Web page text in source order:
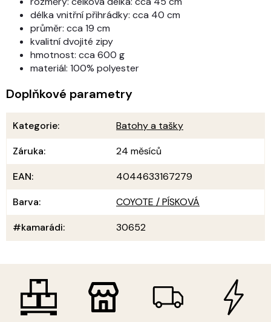
délka vnitřní přihrádky: cca 40 cm
průměr: cca 19 cm
kvalitní dvojité zipy
hmotnost: cca 600 g
materiál: 100% polyester
Doplňkové parametry
Kategorie:
Batohy a tašky
Záruka:
24 měsíců
EAN:
4044633167279
Barva:
COYOTE / PÍSKOVÁ
#kamarádi: 30652